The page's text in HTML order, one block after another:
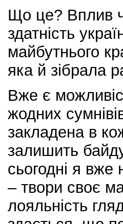
Що це? Вплив
здатність
майбутнього
яка й зібрала
Вже є
жодних
закладена в
залишить
сьогодні я
– твори своє
лояльність